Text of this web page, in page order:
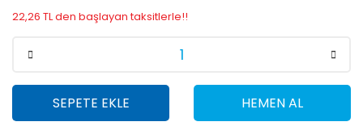
22,26 TL den başlayan taksitlerle!!
SEPETE EKLE HEMEN AL